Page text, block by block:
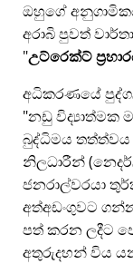
ඔහුගේ
අරාබි පුවත්
උට්රෙක්ට්
අධිකරණයේ
නඩු විද්‍යාත්මක
බුද්ධිමය
නිලධාරීන්
ජනරාල්වරයා
අත්අඩංගුවට
පත් කරන ලදීට
අතුරුදහන් විය